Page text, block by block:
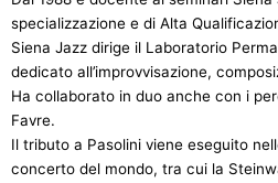
specializzazione e di Alta
Siena Jazz dirige il Laboratorio
dedicato all’improvvisazione,
Ha collaborato in duo anche con i
Favre.
Il tributo a Pasolini viene eseguito
concerto del mondo, tra cui la